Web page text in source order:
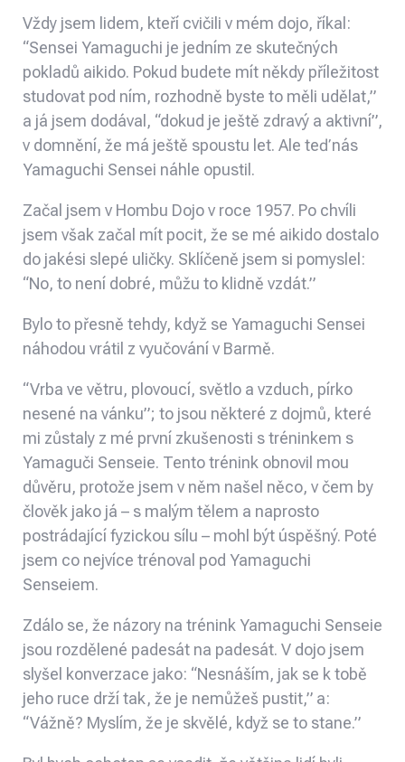
Vždy jsem lidem, kteří cvičili v mém dojo, říkal:
“Sensei Yamaguchi je jedním ze skutečných
pokladů aikido. Pokud budete mít někdy příležitost
studovat pod ním, rozhodně byste to měli udělat,”
a já jsem dodával, “dokud je ještě zdravý a aktivní”,
v domnění, že má ještě spoustu let. Ale teď nás
Yamaguchi Sensei náhle opustil.
Začal jsem v Hombu Dojo v roce 1957. Po chvíli
jsem však začal mít pocit, že se mé aikido dostalo
do jakési slepé uličky. Sklíčeně jsem si pomyslel:
“No, to není dobré, můžu to klidně vzdát.”
Bylo to přesně tehdy, když se Yamaguchi Sensei
náhodou vrátil z vyučování v Barmě.
“Vrba ve větru, plovoucí, světlo a vzduch, pírko
nesené na vánku”; to jsou některé z dojmů, které
mi zůstaly z mé první zkušenosti s tréninkem s
Yamaguči Senseie. Tento trénink obnovil mou
důvěru, protože jsem v něm našel něco, v čem by
člověk jako já – s malým tělem a naprosto
postrádající fyzickou sílu – mohl být úspěšný. Poté
jsem co nejvíce trénoval pod Yamaguchi
Senseiem.
Zdálo se, že názory na trénink Yamaguchi Senseie
jsou rozdělené padesát na padesát. V dojo jsem
slyšel konverzace jako: “Nesnáším, jak se k tobě
jeho ruce drží tak, že je nemůžeš pustit,” a:
“Vážně? Myslím, že je skvělé, když se to stane.”